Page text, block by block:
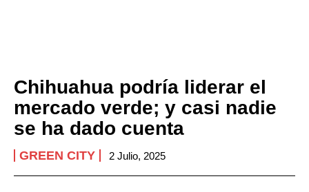
Chihuahua podría liderar el
mercado verde; y casi nadie
se ha dado cuenta
GREEN CITY 2 Julio, 2025